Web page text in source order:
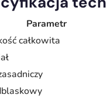
Parametr
całkowita